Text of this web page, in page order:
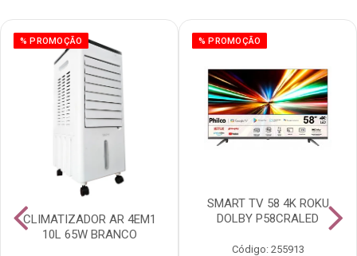
% PROMOÇÃO
CLIMATIZADOR AR 4EM1
10L 65W BRANCO
% PROMOÇÃO
SMART TV 58 4K ROKU
DOLBY P58CRALED
Código: 255913